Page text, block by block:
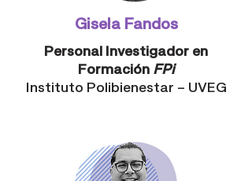
Gisela Fandos
Personal Investigador en
Formación FPi
Instituto Polibienestar – UVEG